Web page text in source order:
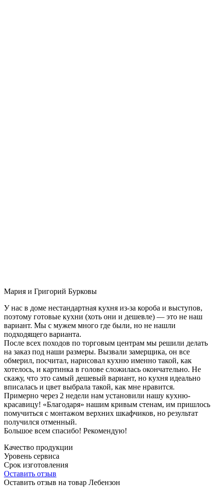
Мария и Григорий Бурковы
У нас в доме нестандартная кухня из-за короба и выступов,
поэтому готовые кухни (хоть они и дешевле) — это не наш
вариант. Мы с мужем много где были, но не нашли
подходящего варианта.
После всех походов по торговым центрам мы решили делать
на заказ под наши размеры. Вызвали замерщика, он все
обмерил, посчитал, нарисовал кухню именно такой, как
хотелось, и картинка в голове сложилась окончательно. Не
скажу, что это самый дешевый вариант, но кухня идеально
вписалась и цвет выбрала такой, как мне нравится.
Примерно через 2 недели нам установили нашу кухню-
красавицу! «Благодаря» нашим кривым стенам, им пришлось
помучиться с монтажом верхних шкафчиков, но результат
получился отменный.
Большое всем спасибо! Рекомендую!
Качество продукции
Уровень сервиса
Срок изготовления
Оставить отзыв
Оставить отзыв на товар Лебензон